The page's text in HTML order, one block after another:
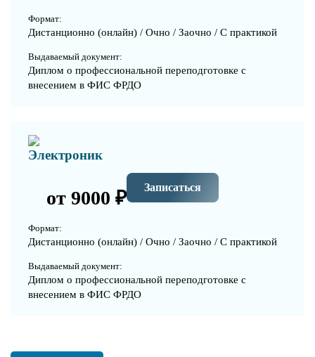
Формат:
Дистанционно (онлайн) / Очно / Заочно / С практикой
Выдаваемый документ:
Диплом о профессиональной переподготовке с
внесением в ФИС ФРДО
Электроник
от 9000 ₽ Записаться
Формат:
Дистанционно (онлайн) / Очно / Заочно / С практикой
Выдаваемый документ:
Диплом о профессиональной переподготовке с
внесением в ФИС ФРДО